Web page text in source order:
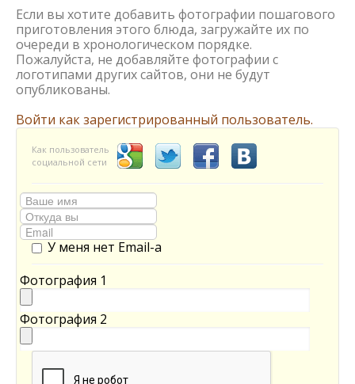
Если вы хотите добавить фотографии пошагового
приготовления этого блюда, загружайте их по
очереди в хронологическом порядке.
Пожалуйста, не добавляйте фотографии с
логотипами других сайтов, они не будут
опубликованы.
Войти как зарегистрированный пользователь.
Как пользователь
социальной сети
У меня нет Email-а
Фотография 1
Фотография 2